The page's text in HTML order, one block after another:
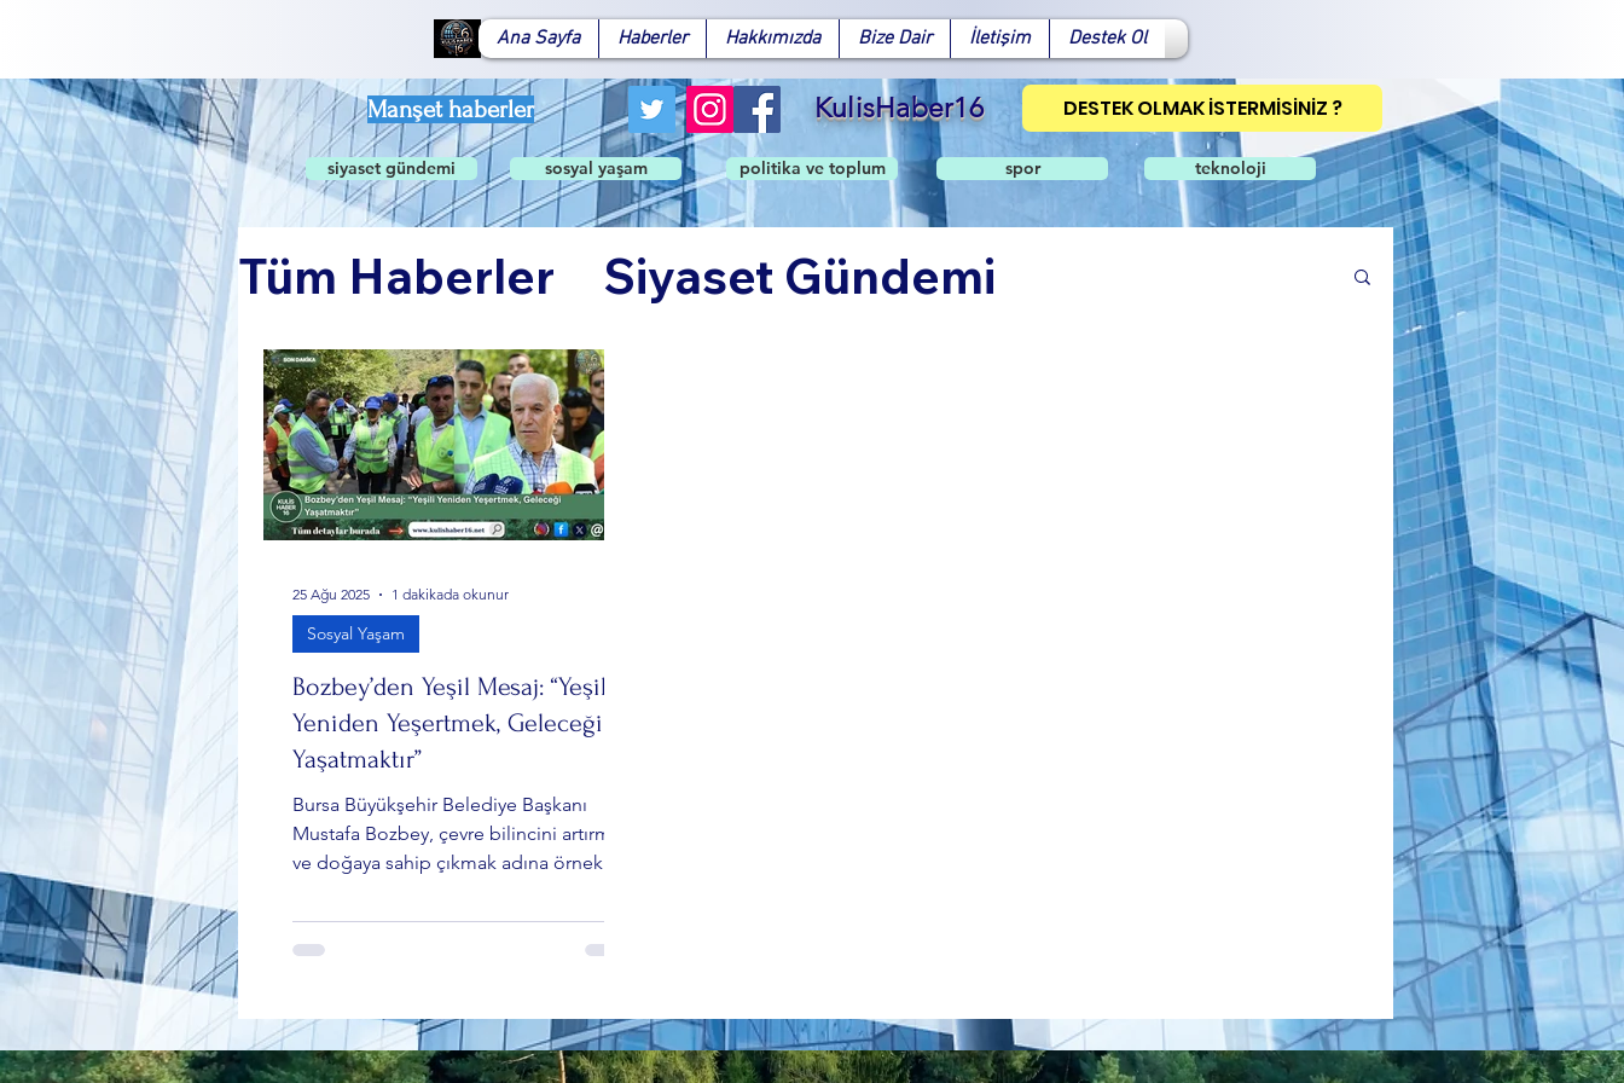
Ana Sayfa Haberler Hakkımızda Bize Dair İletişim Destek Ol
Manşet haberler KulisHaber16 DESTEK OLMAK İSTERMİSİNİZ ?
siyaset gündemi sosyal yaşam politika ve toplum spor teknoloji
FacebookX (Twitter) WhatsApp LinkedIn Pinterest Bağlantıyı Kopyala
Tüm Haberler
Siyaset Gündemi
Global Gündem
Sosyal Yaşam
Bozbey’den Yeşil Mesaj: “Yeşili
Yeniden Yeşertmek, Geleceği
Yaşatmaktır”
Bursa Büyükşehir Belediye Başkanı
Mustafa Bozbey, çevre bilincini artırmak
ve doğaya sahip çıkmak adına örnek bir
arkasında, Nilüfer Çayı kıyısında
hemşehrileri, gönüllüler ve sivil toplum
Sosyal Yaşam
25 Ağu 2025 1 dakikada okunur